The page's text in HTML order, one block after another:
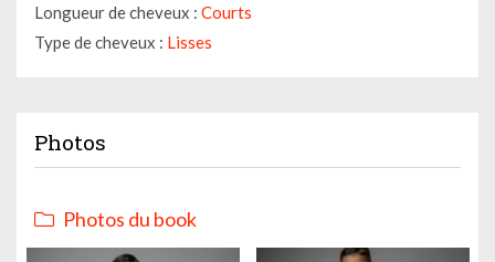
Longueur de cheveux : Courts
Type de cheveux : Lisses
Photos
Photos du book